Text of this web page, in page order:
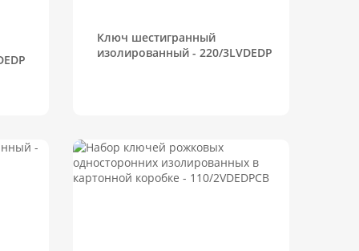
Ключ шестигранный
изолированный - 220/3LVDEDP